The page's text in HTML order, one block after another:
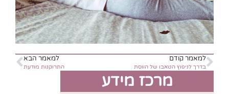
למאמר קודם
בדרך לניפוץ הטאבו של הווסת
למאמר הבא
התרוקנות מודעת
מרכז מידע